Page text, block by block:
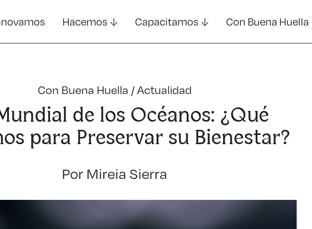
Hacemos Capacitamos Con Buena Huella
Con Buena Huella /Actualidad
de los Océanos: ¿Qué
para Preservar su Bienestar?
Por Mireia Sierra